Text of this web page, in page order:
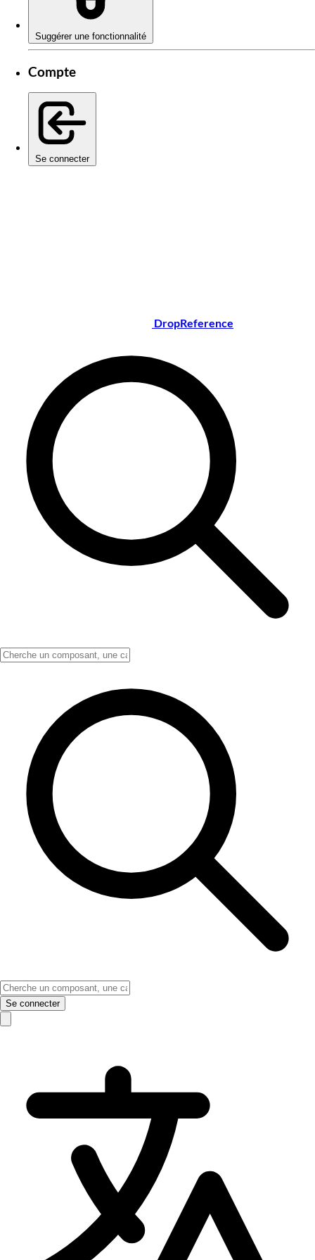
Suggérer une fonctionnalité
Compte
Se connecter
DropReference
Se connecter